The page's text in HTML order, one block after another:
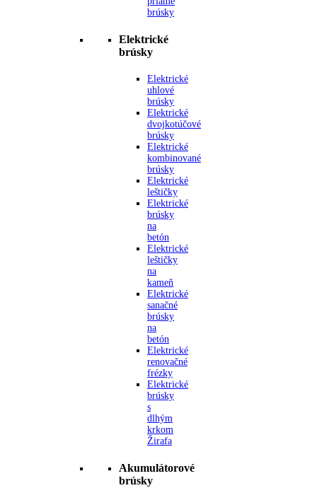
brúsky
Elektrické
brúsky
Elektrické
uhlové
brúsky
Elektrické
dvojkotúčové
brúsky
Elektrické
kombinované
brúsky
Elektrické
leštičky
Elektrické
brúsky
na
betón
Elektrické
leštičky
na
kameň
Elektrické
sanačné
brúsky
na
betón
Elektrické
renovačné
frézky
Elektrické
brúsky
s
dlhým
krkom
Žirafa
Akumulátorové
brúsky